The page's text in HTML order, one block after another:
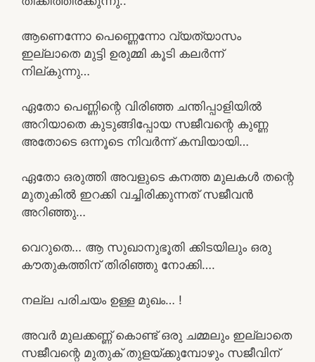
ആണെന്നോ പെണ്ണെന്നോ വ്യത്യാസം
ഇല്ലാതെ മുട്ടി ഉരുമ്മി കൂടി കലർന്ന്
നില്കുന്നു…
ഏതോ പെണ്ണിന്റെ വിരിഞ്ഞ ചന്തിപ്പാളിയിൽ
അറിയാതെ കുടുങ്ങിപ്പോയ സജീവന്റെ കുണ്ണ
അതോടെ ഒന്നൂടെ നിവർന്ന് കമ്പിയായി…
ഏതോ ഒരുത്തി അവളുടെ കനത്ത മുലകൾ തന്റെ
മുതുകിൽ ഇറക്കി വച്ചിരിക്കുന്നത് സജീവൻ
അറിഞ്ഞു…
വെറുതെ… ആ സുഖാനുഭൂതി ക്കിടയിലും ഒരു
കൗതുകത്തിന് തിരിഞ്ഞു നോക്കി….
നല്ല പരിചയം ഉള്ള മുഖം… !
അവർ മുലക്കണ്ണ് കൊണ്ട് ഒരു ചമ്മലും ഇല്ലാതെ
സജീവന്റെ മുതുക് തുളയ്ക്കുമ്പോഴും സജീവിന്